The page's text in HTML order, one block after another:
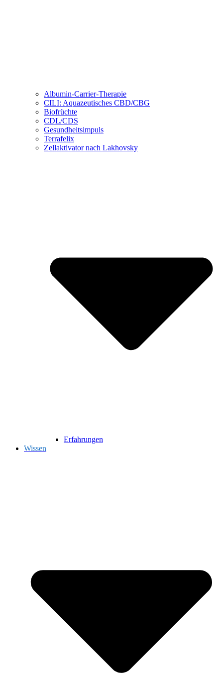
Albumin-Carrier-Therapie
CILI: Aquazeutisches CBD/CBG
Biofrüchte
CDL/CDS
Gesundheitsimpuls
Terrafelix
Zellaktivator nach Lakhovsky
Erfahrungen
Wissen